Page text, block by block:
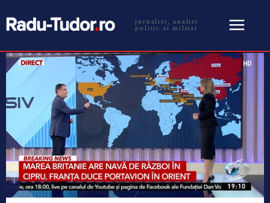
jurnalist, analist
politic si militar